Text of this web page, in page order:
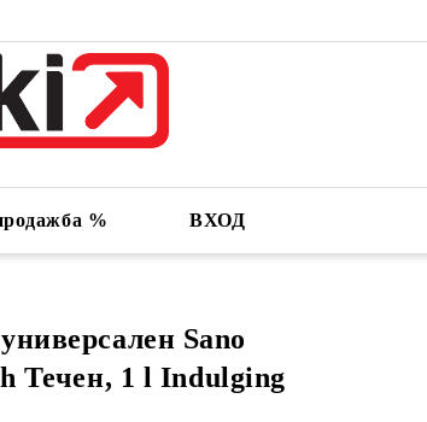
% ВХОД
Sano
Течен, 1 l Indulging